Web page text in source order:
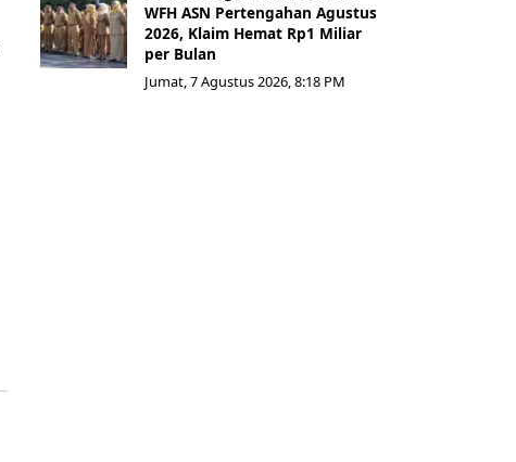
WFH ASN Pertengahan Agustus
2026, Klaim Hemat Rp1 Miliar
per Bulan
Jumat, 7 Agustus 2026, 8:18 PM